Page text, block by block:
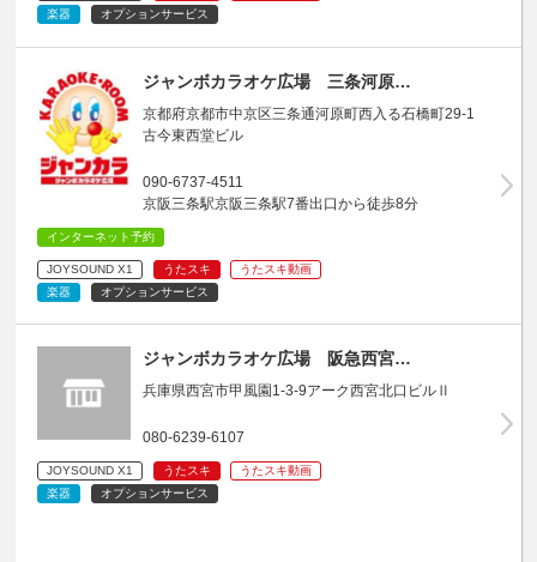
楽器
オプションサービス
ジャンボカラオケ広場 三条河原…
京都府京都市中京区三条通河原町西入る石橋町29-1
古今東西堂ビル
090-6737-4511
京阪三条駅京阪三条駅7番出口から徒歩8分
インターネット予約
JOYSOUND X1 うたスキ
うたスキ動画
楽器
オプションサービス
ジャンボカラオケ広場 阪急西宮…
兵庫県西宮市甲風園1-3-9アーク西宮北口ビルⅡ
080-6239-6107
JOYSOUND X1 うたスキ
うたスキ動画
楽器
オプションサービス